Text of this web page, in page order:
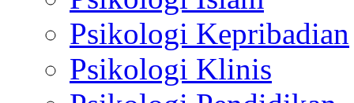
Psikologi Kepribadian
Psikologi Klinis